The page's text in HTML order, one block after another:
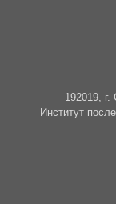
192019,
Институт